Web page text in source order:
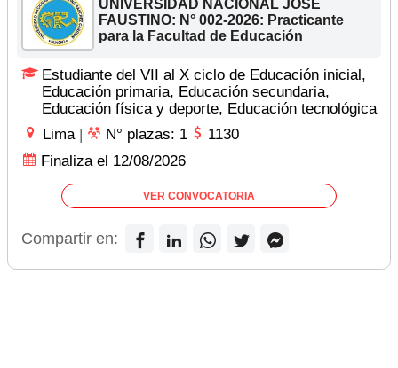
UNIVERSIDAD NACIONAL JOSE
FAUSTINO: N° 002-2026: Practicante
para la Facultad de Educación
Estudiante del VII al X ciclo de Educación inicial,
Educación primaria, Educación secundaria,
Educación física y deporte, Educación tecnológica
Lima | N° plazas: 1
1130
Finaliza el 12/08/2026
VER CONVOCATORIA
Compartir en: